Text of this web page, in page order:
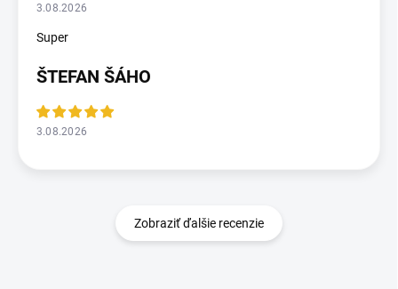
3.08.2026
Super
ŠTEFAN ŠÁHO
3.08.2026
Zobraziť ďalšie recenzie